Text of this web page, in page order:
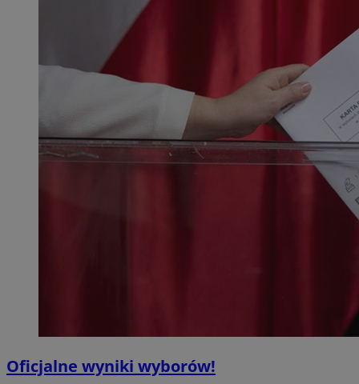
Oficjalne wyniki wyborów!